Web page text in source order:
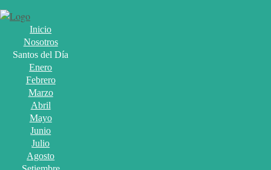
Inicio
Nosotros
Santos del Día
Enero
Febrero
Marzo
Abril
Mayo
Junio
Julio
Agosto